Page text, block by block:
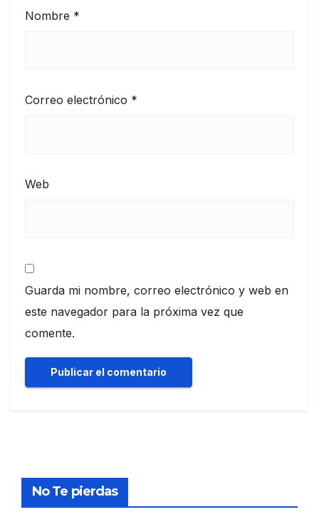
Nombre *
Correo electrónico *
Web
Guarda mi nombre, correo electrónico y web en
este navegador para la próxima vez que
comente.
No Te pierdas